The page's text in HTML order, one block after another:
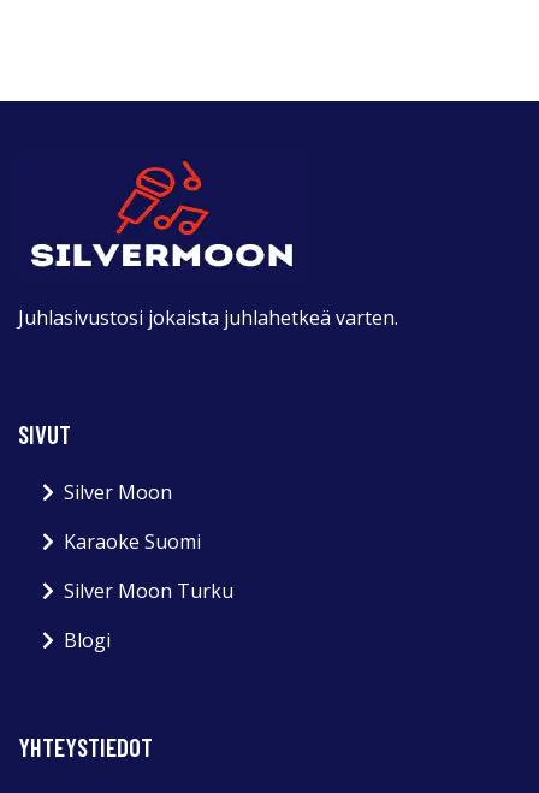
Juhlasivustosi jokaista juhlahetkeä varten.
SIVUT
Silver Moon
Karaoke Suomi
Silver Moon Turku
Blogi
YHTEYSTIEDOT